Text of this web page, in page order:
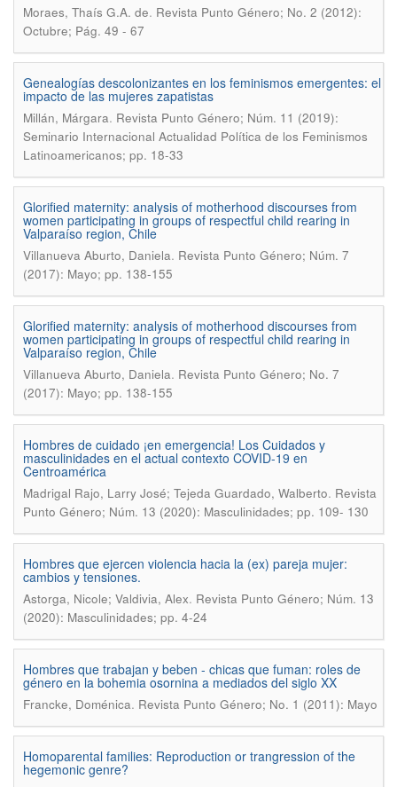
Moraes, Thaís G.A. de. Revista Punto Género; No. 2 (2012):
Octubre; Pág. 49 - 67
Genealogías descolonizantes en los feminismos emergentes: el
impacto de las mujeres zapatistas
Millán, Márgara. Revista Punto Género; Núm. 11 (2019):
Seminario Internacional Actualidad Política de los Feminismos
Latinoamericanos; pp. 18-33
Glorified maternity: analysis of motherhood discourses from
women participating in groups of respectful child rearing in
Valparaíso region, Chile
Villanueva Aburto, Daniela. Revista Punto Género; Núm. 7
(2017): Mayo; pp. 138-155
Glorified maternity: analysis of motherhood discourses from
women participating in groups of respectful child rearing in
Valparaíso region, Chile
Villanueva Aburto, Daniela. Revista Punto Género; No. 7
(2017): Mayo; pp. 138-155
Hombres de cuidado ¡en emergencia! Los Cuidados y
masculinidades en el actual contexto COVID-19 en
Centroamérica
Madrigal Rajo, Larry José; Tejeda Guardado, Walberto. Revista
Punto Género; Núm. 13 (2020): Masculinidades; pp. 109- 130
Hombres que ejercen violencia hacia la (ex) pareja mujer:
cambios y tensiones.
Astorga, Nicole; Valdivia, Alex. Revista Punto Género; Núm. 13
(2020): Masculinidades; pp. 4-24
Hombres que trabajan y beben - chicas que fuman: roles de
género en la bohemia osornina a mediados del siglo XX
Francke, Doménica. Revista Punto Género; No. 1 (2011): Mayo
Homoparental families: Reproduction or trangression of the
hegemonic genre?